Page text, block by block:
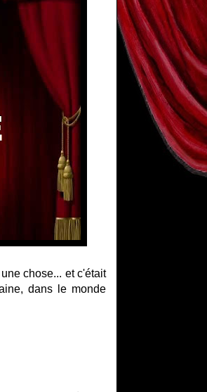
chose... et c'était
dans le monde